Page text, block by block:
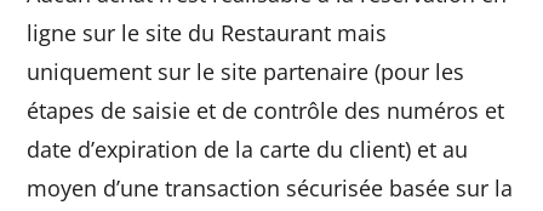
ligne sur le site du Restaurant mais
uniquement sur le site partenaire (pour les
étapes de saisie et de contrôle des numéros et
date d’expiration de la carte du client) et au
moyen d’une transaction sécurisée basée sur la